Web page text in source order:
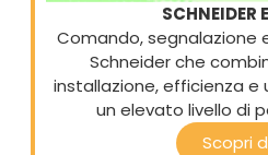
SCHNEIDER
Comando, segnalazione
Schneider che
installazione, efficienza e
un elevato livello di
Scopri